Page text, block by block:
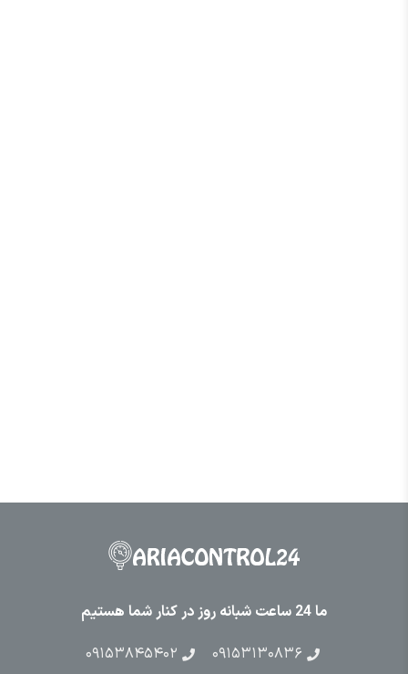
ما 24 ساعت شبانه روز در کنار شما هستیم
۰۹۱۵۳۱۳۰۸۳۶
۰۹۱۵۳۸۴۵۴۰۲